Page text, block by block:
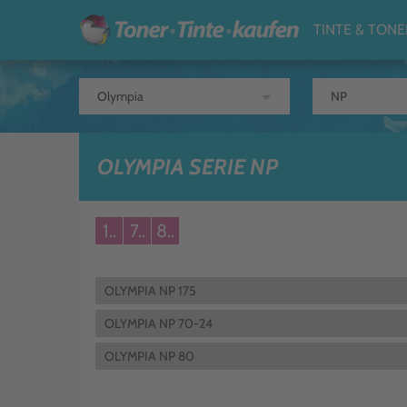
TINTE &
OLYMPIA SERIE NP
1.. 7.. 8..
OLYMPIA NP 175
OLYMPIA NP 70-24
OLYMPIA NP 80